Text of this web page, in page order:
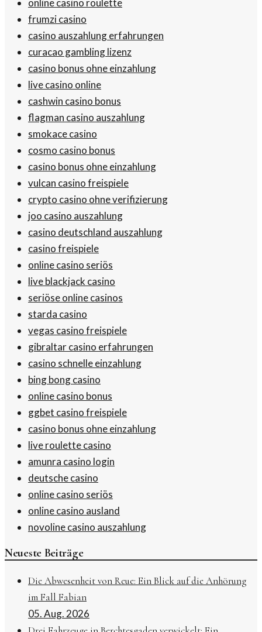
frumzi casino
casino auszahlung erfahrungen
curacao gambling lizenz
casino bonus ohne einzahlung
live casino online
cashwin casino bonus
flagman casino auszahlung
smokace casino
cosmo casino bonus
casino bonus ohne einzahlung
vulcan casino freispiele
crypto casino ohne verifizierung
joo casino auszahlung
casino deutschland auszahlung
casino freispiele
online casino seriös
live blackjack casino
seriöse online casinos
starda casino
vegas casino freispiele
gibraltar casino erfahrungen
casino schnelle einzahlung
bing bong casino
online casino bonus
ggbet casino freispiele
casino bonus ohne einzahlung
live roulette casino
amunra casino login
deutsche casino
online casino seriös
online casino ausland
novoline casino auszahlung
Neueste Beiträge
Die Abwesenheit von Reue: Ein Blick auf die Anhörung
im Fall Fabian
05. Aug. 2026